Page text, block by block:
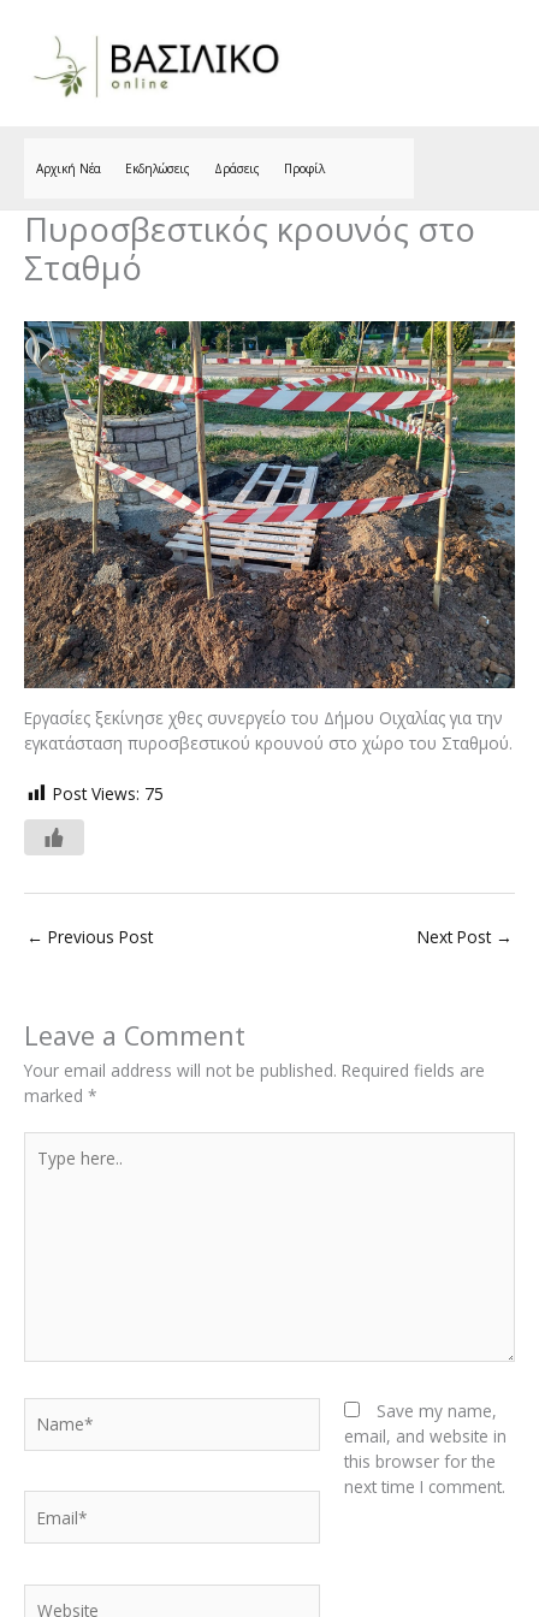
Αρχική Νέα Εκδηλώσεις Δράσεις Προφίλ
Πυροσβεστικός κρουνός στο
Σταθμό
Εργασίες ξεκίνησε χθες συνεργείο του Δήμου Οιχαλίας για την
εγκατάσταση πυροσβεστικού κρουνού στο χώρο του Σταθμού.
Post Views: 75
← Previous Post Next Post →
Leave a Comment
Your email address will not be published. Required fields are
marked *
here..
Save my name,
email, and website in
this browser for the
next time I comment.